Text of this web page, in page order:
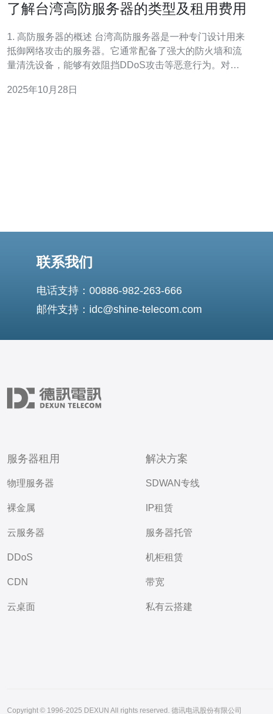
了解台湾高防服务器的类型及租用费用
1. 高防服务器的概述 台湾高防服务器是一种专门设计用来
抵御网络攻击的服务器。它通常配备了强大的防火墙和流
量清洗设备，能够有效阻挡DDoS攻击等恶意行为。对于
智的选择。 高防服务器不仅能保护您的网站免受攻击，还
2025年10月28日
联系我们
电话支持：00886-982-263-666
邮件支持：idc@shine-telecom.com
服务器租用
物理服务器
裸金属
云服务器
DDoS
CDN
云桌面
解决方案
SDWAN专线
IP租赁
服务器托管
机柜租赁
带宽
私有云搭建
Copyright © 1996-2025 DEXUN All rights reserved. 德讯电讯股份有限公司